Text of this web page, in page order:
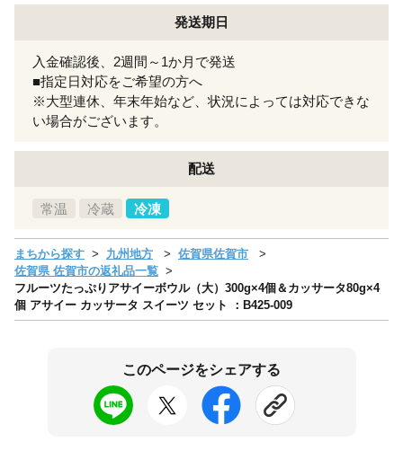
発送期日
入金確認後、2週間～1か月で発送
■指定日対応をご希望の方へ
※大型連休、年末年始など、状況によっては対応できな
い場合がございます。
配送
常温 冷蔵 冷凍
まちから探す 九州地方
佐賀県佐賀市
佐賀県 佐賀市の返礼品一覧
フルーツたっぷりアサイーボウル（大）300g×4個＆カッサータ80g×4
個 アサイー カッサータ スイーツ セット ：B425-009
このページをシェアする